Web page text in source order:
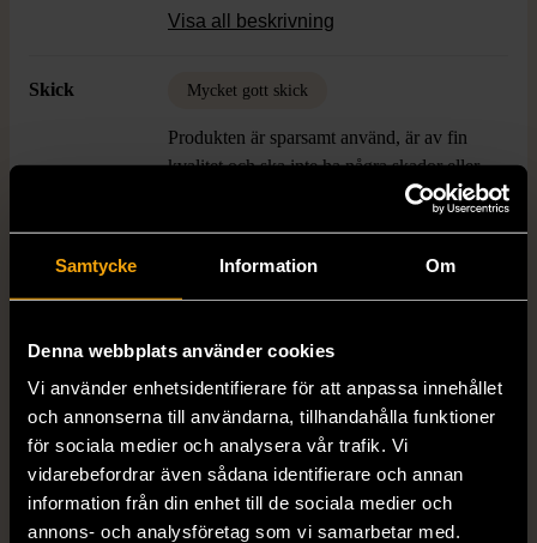
Samtycke Information Om
Denna webbplats använder cookies
Vi använder enhetsidentifierare för att anpassa innehållet
och annonserna till användarna, tillhandahålla funktioner
för sociala medier och analysera vår trafik. Vi
vidarebefordrar även sådana identifierare och annan
information från din enhet till de sociala medier och
annons- och analysföretag som vi samarbetar med.
koreanska. Setet inkluderar en CD och
pop.
Visa all beskrivning
Skick Mycket gott skick
Produkten är sparsamt använd, är av fin
kvalitet och ska inte ha några skador eller
Produkten är unik och finns enbart som 1 st i lager.
Fri frakt på alla köp över 990 kr.
14 dagars ångerrät.